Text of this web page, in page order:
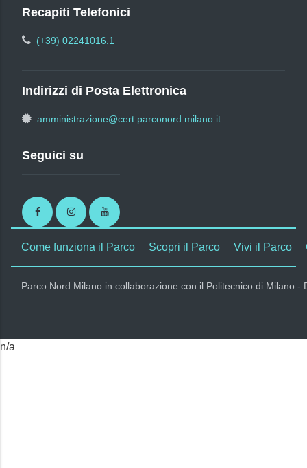
Recapiti Telefonici
(+39) 02241016.1
Indirizzi di Posta Elettronica
amministrazione@cert.parconord.milano.it
Seguici su
FacebookInstagramYoutube
Come funziona il Parco Scopri il Parco Vivi il Parco
Parco Nord Milano in collaborazione con il Politecnico di Milano
n/a